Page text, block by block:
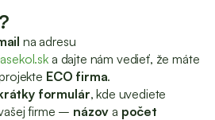
na adresu
a dajte nám vedieť, že máte
ECO firma.
formulár, kde uvediete
firme – názov a počet